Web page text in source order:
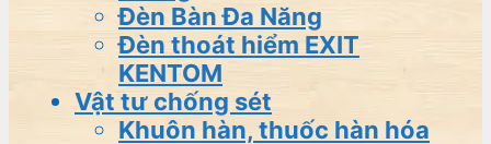
Đèn Bàn Đa Năng
Đèn thoát hiểm EXIT
KENTOM
Vật tư chống sét
Khuôn hàn, thuốc hàn hóa